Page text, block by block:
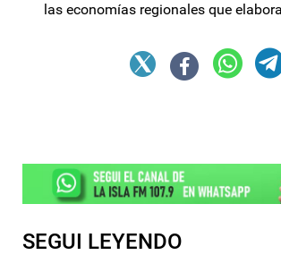
las economías regionales que
SEGUI LEYENDO